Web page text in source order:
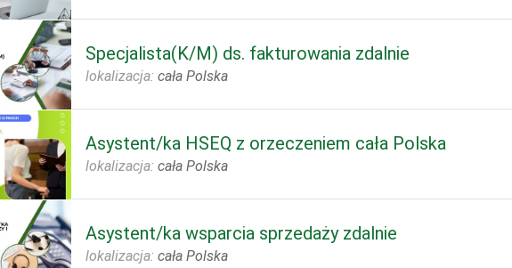
Specjalista(K/M) ds. fakturowania zdalnie
lokalizacja: cała Polska
Asystent/ka HSEQ z orzeczeniem cała Polska
lokalizacja: cała Polska
Asystent/ka wsparcia sprzedaży zdalnie
lokalizacja: cała Polska